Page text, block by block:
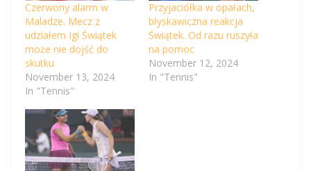
Czerwony alarm w
Maladze. Mecz z
udziałem Igi Świątek
może nie dojść do
skutku
November 13, 2024
In "Tennis"
Przyjaciółka w opałach,
błyskawiczna reakcja
Świątek. Od razu ruszyła
na pomoc
November 12, 2024
In "Tennis"